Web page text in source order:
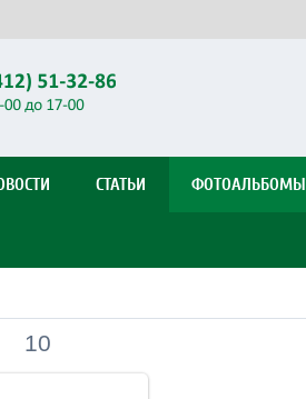
СТАТЬИ ФОТОАЛЬБОМЫ
10